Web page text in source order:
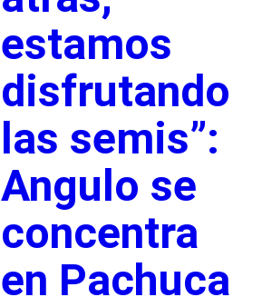
estamos
disfrutando
las semis”:
Angulo se
concentra
en Pachuca